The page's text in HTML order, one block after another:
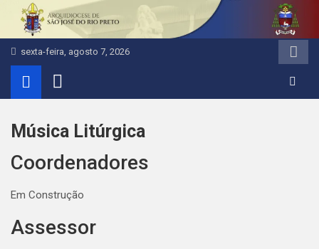
Pular
sexta-feira, agosto 7, 2026
Música Litúrgica
Coordenadores
Em Construção
Assessor